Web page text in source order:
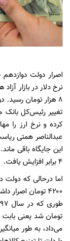
۸ هزار تومان
تغییر رئیس‌کل بانک
کرده و نرخ ارز را
۴ برابر افزایش یافت.
اما درحالی که دولت
۴۲۰۰ تومان